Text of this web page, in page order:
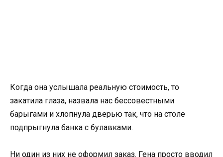
Когда она услышала реальную стоимость, то
закатила глаза, назвала нас бессовестными
барыгами и хлопнула дверью так, что на столе
подпрыгнула банка с булавками.
Ни один из них не оформил заказ. Гена просто вводил